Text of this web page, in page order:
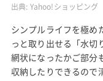
出典: Yahoo!ショッピング
シンプルライフを極め
っと取り出せる「水切
網状になったかご部分
収納したりできるので